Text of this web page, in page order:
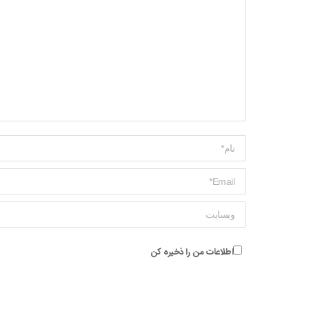
Name *
ایمیل *
وبسایت
اطلاعات من را ذخیره کن